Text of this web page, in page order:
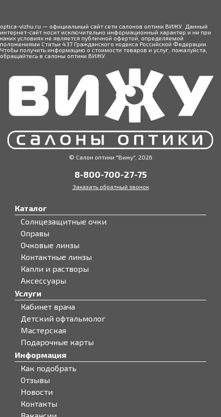
optica-vizhu.ru — официальный сайт сети салонов оптики ВИЖУ. Данный
интернет-сайт носит исключительно информационный характер и ни при
каких условиях не является публичной офертой, определяемой
положениями Статьи 437 Гражданского кодекса Российской Федерации.
Чтобы получить информацию о стоимости товаров и услуг, пожалуйста,
обращайтесь в салоны оптики ВИЖУ.
© Салон оптики "Вижу", 2026
8-800-700-27-75
Заказать обратный звонок
Каталог
Солнцезащитные очки
Оправы
Очковые линзы
Контактные линзы
Капли и растворы
Аксессуары
Услуги
Кабинет врача
Детский офтальмолог
Мастерская
Подарочные карты
Информация
Как подобрать
Отзывы
Новости
Контакты